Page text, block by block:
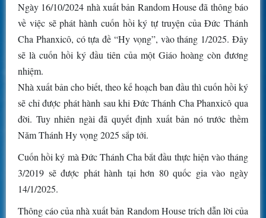
Ngày 16/10/2024 nhà xuất bản Random House đã thông báo
về việc sẽ phát hành cuốn hồi ký tự truyện của Đức Thánh
Cha Phanxicô, có tựa đề “Hy vọng”, vào tháng 1/2025. Đây
sẽ là cuốn hồi ký đầu tiên của một Giáo hoàng còn đương
nhiệm.
Nhà xuất bản cho biết, theo kế hoạch ban đầu thì cuốn hồi ký
sẽ chỉ được phát hành sau khi Đức Thánh Cha Phanxicô qua
đời. Tuy nhiên ngài đã quyết định xuất bản nó trước thềm
Năm Thánh Hy vọng 2025 sắp tới.
Cuốn hồi ký mà Đức Thánh Cha bắt đầu thực hiện vào tháng
3/2019 sẽ được phát hành tại hơn 80 quốc gia vào ngày
14/1/2025.
Thông cáo của nhà xuất bản Random House trích dẫn lời của